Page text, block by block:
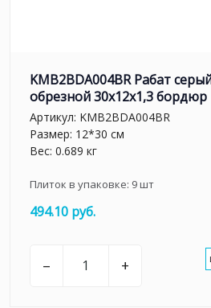
KMB2BDA004BR Рабат
обрезной 30x12x1,3 бордюр
Артикул: KMB2BDA004BR
Размер: 12*30 см
Вес: 0.689 кг
Плиток в упаковке: 9шт
494.10 руб.
– +